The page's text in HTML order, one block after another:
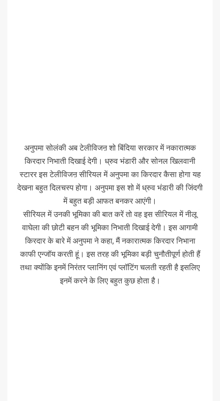
अनुपमा सोलंकी अब टेलीविजऩ शो बिंदिया सरकार में नकारात्मक
किरदार निभाती दिखाई देगी। ध्रुव भंडारी और सोनल खिलवानी
स्टारर इस टेलीविजऩ सीरियल में अनुपमा का किरदार कैसा होगा यह
देखना बहुत दिलचस्प होगा। अनुपमा इस शो में ध्रुव भंडारी की जिंदगी
में बहुत बड़ी आफत बनकर आएंगी।
सीरियल में उनकी भूमिका की बात करें तो वह इस सीरियल में नीलू
वाघेला की छोटी बहन की भूमिका निभाती दिखाई देगी। इस आगामी
किरदार के बारे में अनुपमा ने कहा, मैं नकारात्मक किरदार निभाना
काफी एन्जॉय करती हूं। इस तरह की भूमिका बड़ी चुनौतीपूर्ण होती हैं
तथा क्योंकि इनमें निरंतर प्लानिंग एवं प्लॉटिंग चलती रहती है इसलिए
इनमें करने के लिए बहुत कुछ होता है।